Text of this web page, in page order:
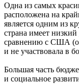
Одна из самых
расположена на
является одним из
страна имеет
сравнению с США
и не участвовала в
Большая часть
и социальное